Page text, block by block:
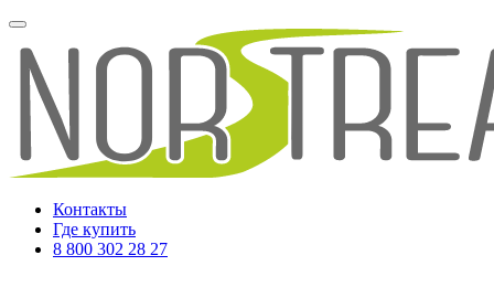
Контакты
Где купить
8 800 302 28 27